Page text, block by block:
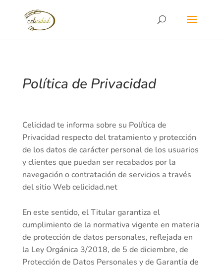
Política de Privacidad
Celicidad te informa sobre su Política de
Privacidad respecto del tratamiento y protección
de los datos de carácter personal de los usuarios
y clientes que puedan ser recabados por la
navegación o contratación de servicios a través
del sitio Web celicidad.net
En este sentido, el Titular garantiza el
cumplimiento de la normativa vigente en materia
de protección de datos personales, reflejada en
la Ley Orgánica 3/2018, de 5 de diciembre, de
Protección de Datos Personales y de Garantía de